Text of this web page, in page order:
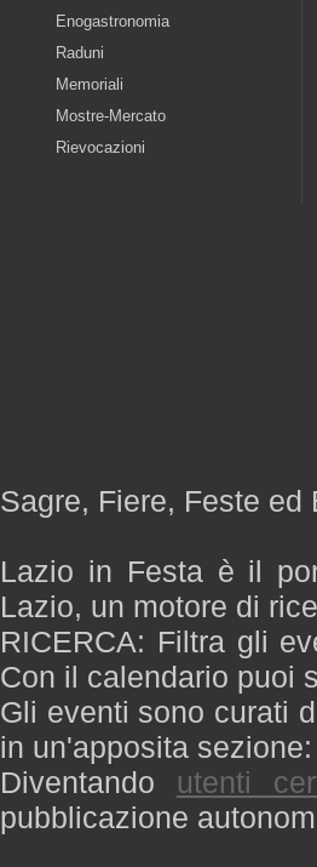
Enogastronomia
Raduni
Memoriali
Mostre-Mercato
Rievocazioni
Sagre, Fiere, Feste
Lazio in Festa è il
Lazio, un motore di
RICERCA: Filtra gli
Con il calendario puoi
Gli eventi sono curati
in un'apposita sezione:
Diventando utenti
pubblicazione